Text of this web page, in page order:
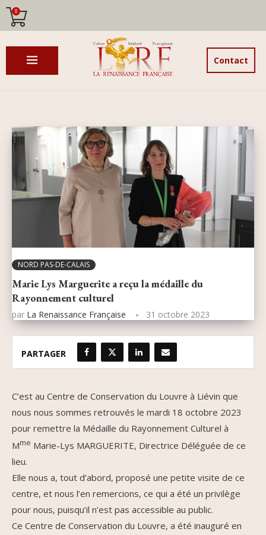
0
Contact
NORD PAS-DE-CALAIS
Marie Lys Marguerite a reçu la médaille du
Rayonnement culturel
par La Renaissance Française 31 octobre 2023
PARTAGER
C’est au Centre de Conservation du Louvre à Liévin que
nous nous sommes retrouvés le mardi 18 octobre 2023
pour remettre la Médaille du Rayonnement Culturel à
Mme Marie-Lys MARGUERITE, Directrice Déléguée de ce
lieu.
Elle nous a, tout d’abord, proposé une petite visite de ce
centre, et nous l’en remercions, ce qui a été un privilège
pour nous, puisqu’il n’est pas accessible au public.
Ce Centre de Conservation du Louvre, a été inauguré en